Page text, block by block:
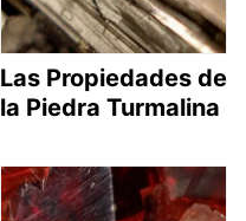
Las Propiedades de
la Piedra Turmalina